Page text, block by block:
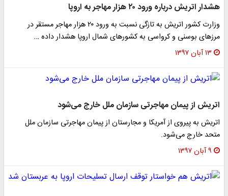
هشدار اتریش درباره ورود ۲۰ هزار مهاجر به اروپا
وزارت کشور اتریش به تازگی نسبت به ورود ۲۰ هزار مهاجر مستقر در
مرز‌های بوسنی و کرواسی به کشور‌های شمال اروپا هشدار داده …
۱۳ آبان ۱۳۹۷
اتریش از پیمان مهاجرتی سازمان ملل خارج می‌شود
اتریش به پیروی از آمریکا و مجارستان از پیمان مهاجرتی سازمان ملل
متحد خارج می‌شود.
۹ آبان ۱۳۹۷